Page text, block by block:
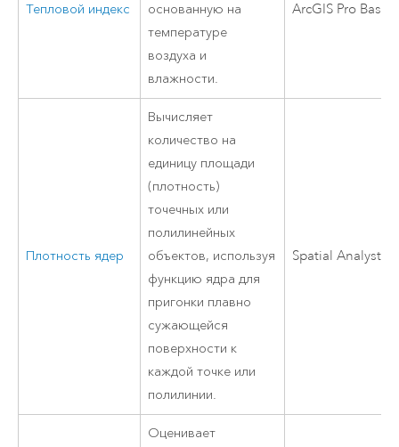
Тепловой индекс
основанную на
температуре
воздуха и
влажности.
ArcGIS Pro Basic
Плотность ядер
Вычисляет
количество на
единицу площади
(плотность)
точечных или
полилинейных
объектов, используя
функцию ядра для
пригонки плавно
сужающейся
поверхности к
каждой точке или
полилинии.
Spatial Analyst
Оценивает